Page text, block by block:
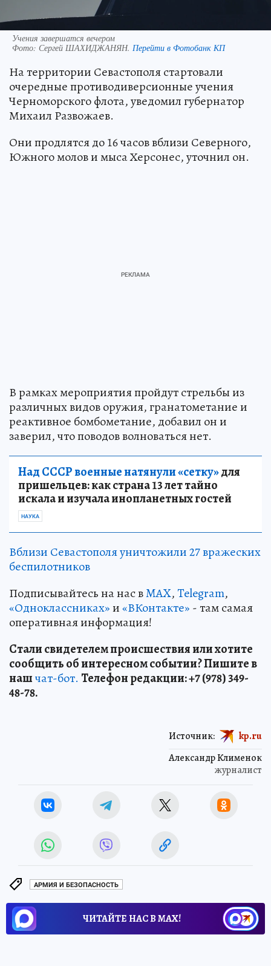
Учения завершатся вечером
Фото: Сергей ШАХИДЖАНЯН. Перейти в Фотобанк КП
На территории Севастополя стартовали
очередные противодиверсионные учения
Черноморского флота, уведомил губернатор
Михаил Развожаев.
Они продлятся до 16 часов вблизи Северного,
Южного молов и мыса Херсонес, уточнил он.
В рамках мероприятия пройдут стрельбы из
различных видов оружия, гранатометание и
реактивное бомбометание, добавил он и
заверил, что поводов волноваться нет.
Над СССР военные натянули «сетку»для
пришельцев: как страна 13 лет тайно
искала и изучала инопланетных гостей
НАУКА
Вблизи Севастополя уничтожили 27 вражеских
беспилотников
Подписывайтесь на нас вMAX,Telegram,
«Одноклассниках»и«ВКонтакте» - там самая
оперативная информация!
Стали свидетелем происшествия или хотите
сообщить об интересном событии? Пишите в
нашчат-бот. Телефон редакции: +7 (978) 349-
48-78.
Александр Клименок
журналист
Источник: kp.ru
АРМИЯ И БЕЗОПАСНОСТЬ
ЧИТАЙТЕ НАС В МАХ!